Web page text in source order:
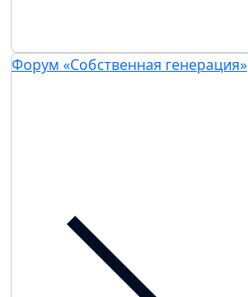
Форум «Собственная генерация»